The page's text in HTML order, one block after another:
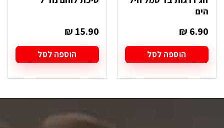
הים
₪ 6.90
הוספה לסל
₪ 15.90
הוספה לסל